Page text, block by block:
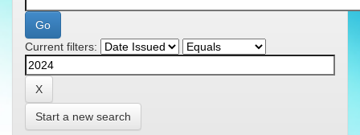
Current filters:
Start a new search